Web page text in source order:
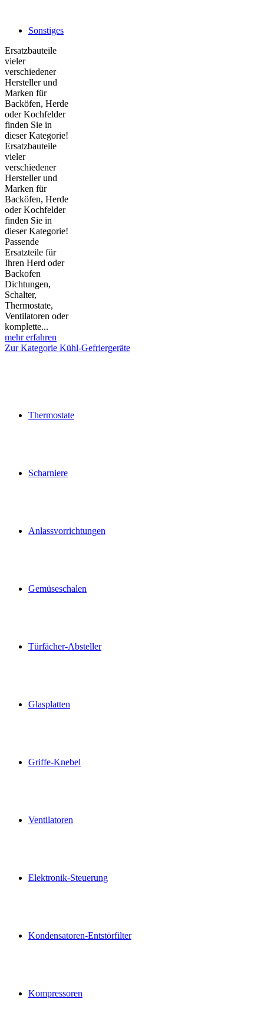
Sonstiges
Ersatzbauteile
vieler
verschiedener
Hersteller und
Marken für
Backöfen, Herde
oder Kochfelder
finden Sie in
dieser Kategorie!
Ersatzbauteile
vieler
verschiedener
Hersteller und
Marken für
Backöfen, Herde
oder Kochfelder
finden Sie in
dieser Kategorie!
Passende
Ersatzteile für
Ihren Herd oder
Backofen
Dichtungen,
Schalter,
Thermostate,
Ventilatoren oder
komplette...
mehr erfahren
Zur Kategorie Kühl-Gefriergeräte
Thermostate
Scharniere
Anlassvorrichtungen
Gemüseschalen
Türfächer-Absteller
Glasplatten
Griffe-Knebel
Ventilatoren
Elektronik-Steuerung
Kondensatoren-Entstörfilter
Kompressoren